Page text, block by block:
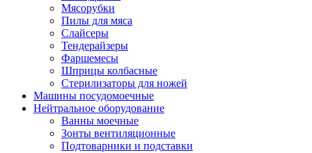
Мясорубки
Пилы для мяса
Слайсеры
Тендерайзеры
Фаршемесы
Шприцы колбасные
Стерилизаторы для ножей
Машины посудомоечные
Нейтральное оборудование
Ванны моечные
Зонты вентиляционные
Подтоварники и подставки